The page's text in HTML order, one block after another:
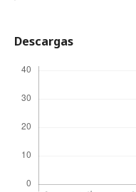
Descargas